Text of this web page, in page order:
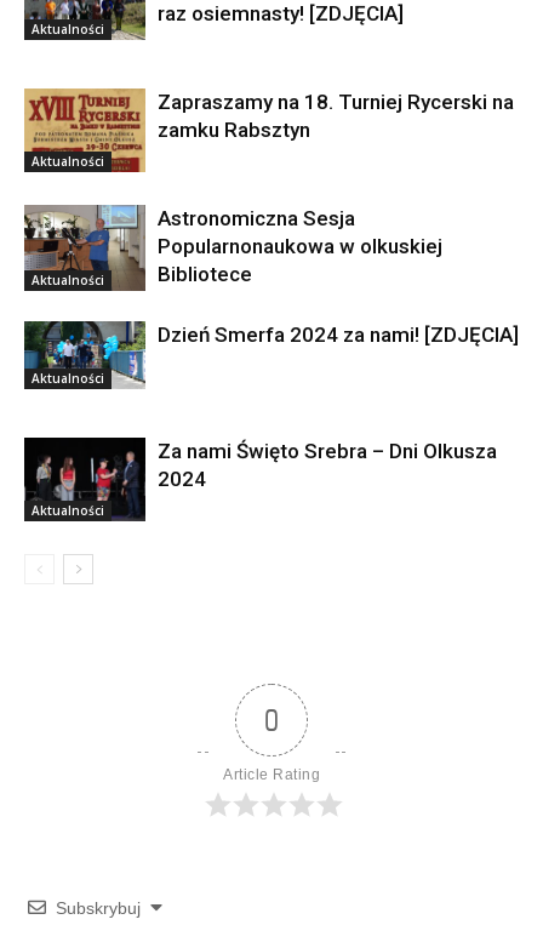
Aktualności
raz osiemnasty! [ZDJĘCIA]
Aktualności
Zapraszamy na 18. Turniej Rycerski na
zamku Rabsztyn
Aktualności
Astronomiczna Sesja
Popularnonaukowa w olkuskiej
Bibliotece
Aktualności
Dzień Smerfa 2024 za nami! [ZDJĘCIA]
Aktualności
Za nami Święto Srebra – Dni Olkusza
2024
0
Article Rating
Subskrybuj